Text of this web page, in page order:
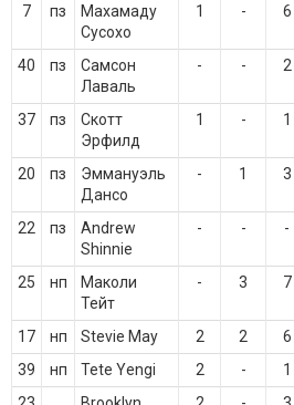
7 пз
Махамаду
Сусохо
1 - 6
40 пз
Самсон
Лаваль
- - 2
37 пз
Скотт
Эрфилд
1 - 1
20 пз
Эммануэль
Дансо
- 1 3
22 пз
Andrew
Shinnie
- - -
25 нп
Маколи
Тейт
- 3 7
17 нп Stevie May 2 2 6
39
нп Tete Yengi 2 - 1